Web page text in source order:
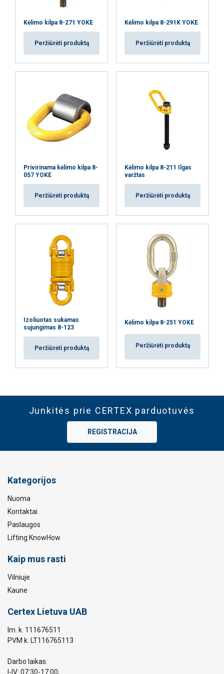
Kėlimo kilpa 8-271 YOKE
Peržiūrėti produktą
Kėlimo kilpa 8-291K YOKE
Peržiūrėti produktą
Privirinama kėlimo kilpa 8-
057 YOKE
Peržiūrėti produktą
Kėlimo kilpa 8-211 Ilgas
varžtas
Peržiūrėti produktą
Izoliuotas sukamas
sujungimas 8-123
Peržiūrėti produktą
Kėlimo kilpa 8-251 YOKE
Peržiūrėti produktą
Junkitės prie CERTEX parduotuvės
REGISTRACIJA
Kategorijos
Nuoma
Kontaktai
Paslaugos
Lifting KnowHow
Kaip mus rasti
Vilniuje
Kaune
Certex Lietuva UAB
Im. k. 111676511
PVM k. LT116765113
Darbo laikas:
I-IV: 07:30-17:00;
PARODYTI DETALIAU